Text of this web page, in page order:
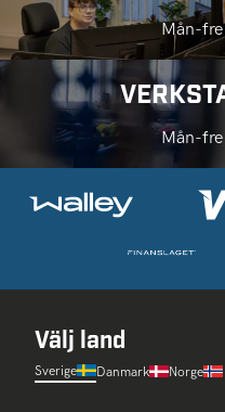
Mån-
Mån-
Välj land
Sverige Danmark Norge